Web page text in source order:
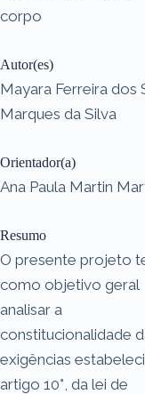
corpo
Autor(es)
Mayara Ferreira dos
Marques da Silva
Orientador(a)
Ana Paula Martin
Resumo
O presente projeto
como objetivo geral
analisar a
constitucionalidade
exigências
artigo 10°, da lei de